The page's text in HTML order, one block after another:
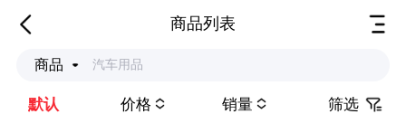
商品列表
商品
默认 价格 销量 筛选